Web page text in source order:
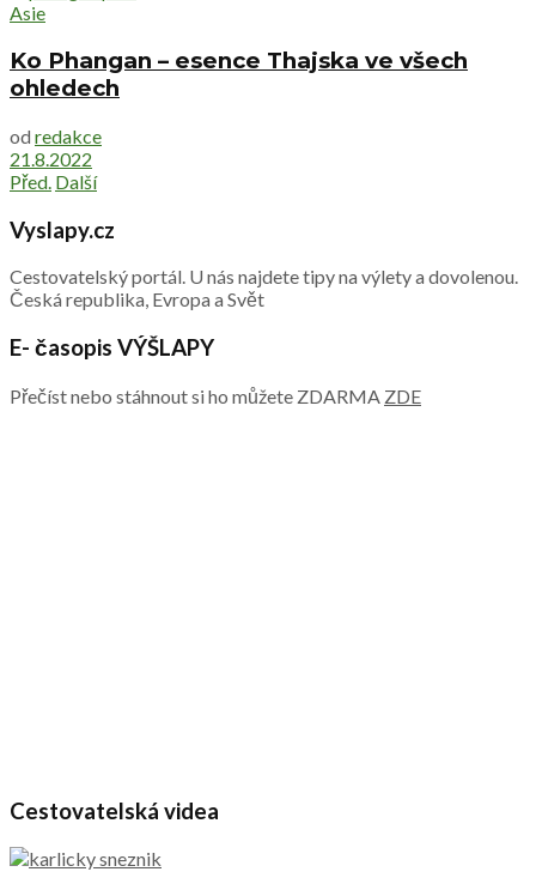
Asie
Ko Phangan – esence Thajska ve všech
ohledech
od redakce
21.8.2022
Před. Další
Vyslapy.cz
Cestovatelský portál. U nás najdete tipy na výlety a dovolenou.
Česká republika, Evropa a Svět
E- časopis VÝŠLAPY
Přečíst nebo stáhnout si ho můžete ZDARMA ZDE
Cestovatelská videa